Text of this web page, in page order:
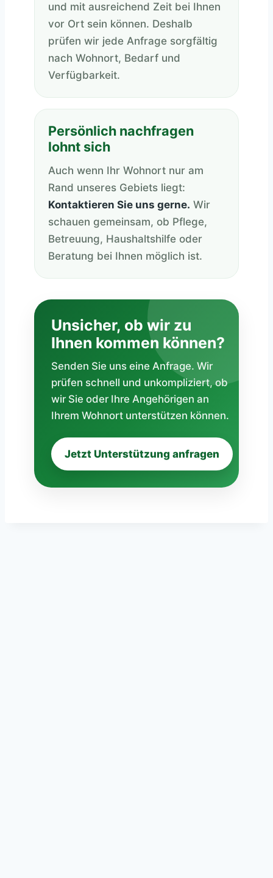
und mit ausreichend Zeit bei Ihnen
vor Ort sein können. Deshalb
prüfen wir jede Anfrage sorgfältig
nach Wohnort, Bedarf und
Verfügbarkeit.
Persönlich nachfragen
lohnt sich
Auch wenn Ihr Wohnort nur am
Rand unseres Gebiets liegt:
Kontaktieren Sie uns gerne. Wir
schauen gemeinsam, ob Pflege,
Betreuung, Haushaltshilfe oder
Beratung bei Ihnen möglich ist.
Unsicher, ob wir zu
Ihnen kommen können?
Senden Sie uns eine Anfrage. Wir
prüfen schnell und unkompliziert, ob
wir Sie oder Ihre Angehörigen an
Ihrem Wohnort unterstützen können.
Jetzt Unterstützung anfragen